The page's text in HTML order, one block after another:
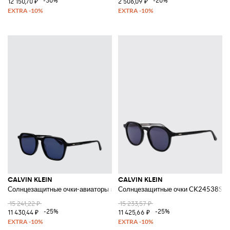
CALVIN KLEIN
Солнцезащитные очки-авиаторы из ацетата с линзами CR-39
15 241,22 ₽
11 430,44 ₽
-25%
CALVIN KLEIN
Солнцезащитные очки CK24538S
15 233,57 ₽
11 425,66 ₽
-25%